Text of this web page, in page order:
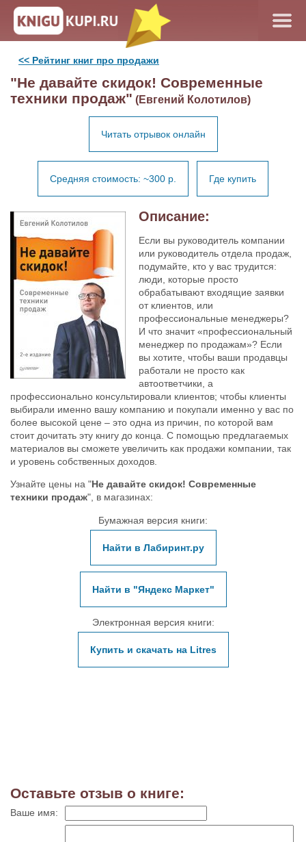
<< Рейтинг книг про продажи
"Не давайте скидок! Современные
техники продаж" (Евгений Колотилов)
Читать отрывок онлайн
Средняя стоимость: ~300 р. Где купить
Описание:
Если вы руководитель компании
или руководитель отдела продаж,
подумайте, кто у вас трудится:
люди, которые просто
обрабатывают входящие заявки
от клиентов, или
профессиональные менеджеры?
И что значит «профессиональный
менеджер по продажам»? Если
вы хотите, чтобы ваши продавцы
работали не просто как
автоответчики, а
профессионально консультировали клиентов; чтобы клиенты
выбирали именно вашу компанию и покупали именно у вас по
более высокой цене – это одна из причин, по которой вам
стоит дочитать эту книгу до конца. С помощью предлагаемых
материалов вы сможете увеличить как продажи компании, так
и уровень собственных доходов.
Узнайте цены на "Не давайте скидок! Современные
техники продаж", в магазинах:
Бумажная версия книги:
Найти в Лабиринт.ру
Найти в "Яндекс Маркет"
Электронная версия книги:
Купить и скачать на Litres
Оставьте отзыв о книге:
Ваше имя: